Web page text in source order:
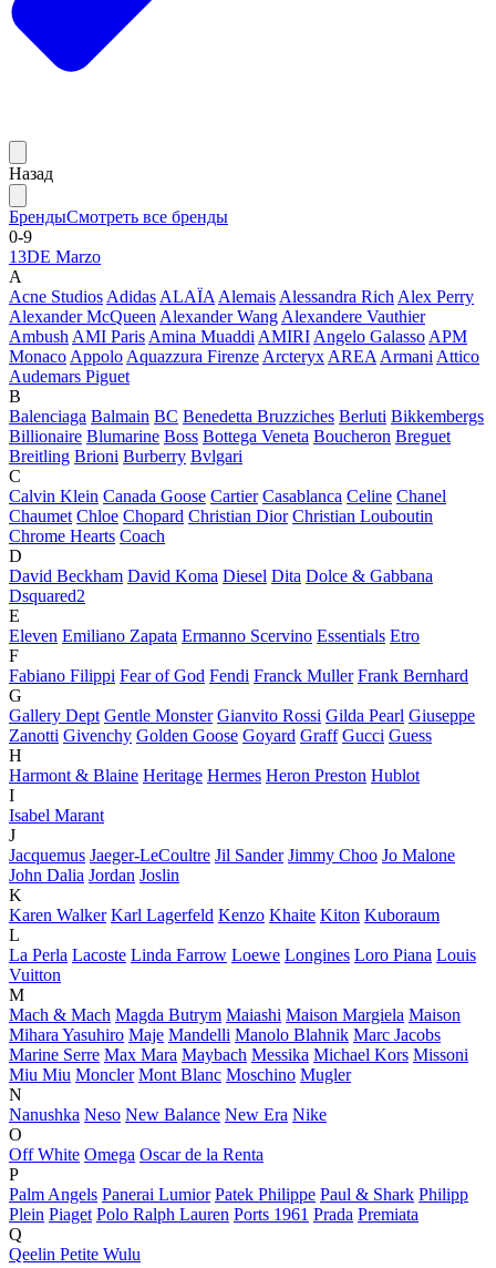
Назад
БрендыСмотреть все бренды
0-9
13DE Marzo
A
Acne StudiosAdidasALAÏAAlemaisAlessandra RichAlex Perry
Alexander McQueenAlexander WangAlexandere Vauthier
AmbushAMI ParisAmina MuaddiAMIRIAngelo GalassoAPM
MonacoAppoloAquazzura FirenzeArcteryxAREAArmaniAttico
Audemars Piguet
B
Balenciaga Balmain BC Benedetta Bruzziches Berluti Bikkembergs
Billionaire Blumarine Boss Bottega Veneta Boucheron Breguet
Breitling Brioni Burberry Bvlgari
C
Calvin Klein Canada Goose Cartier Casablanca Celine Chanel
Chaumet Chloe Chopard Christian Dior Christian Louboutin
Chrome Hearts Coach
D
David Beckham David Koma Diesel Dita Dolce & Gabbana
Dsquared2
E
Eleven Emiliano Zapata Ermanno Scervino Essentials Etro
F
Fabiano Filippi Fear of God Fendi Franck Muller Frank Bernhard
G
Gallery Dept Gentle Monster Gianvito Rossi Gilda Pearl Giuseppe
Zanotti Givenchy Golden Goose Goyard Graff Gucci Guess
H
Harmont & Blaine Heritage Hermes Heron Preston Hublot
I
Isabel Marant
J
Jacquemus Jaeger-LeCoultre Jil Sander Jimmy Choo Jo Malone
John Dalia Jordan Joslin
K
Karen Walker Karl Lagerfeld Kenzo Khaite Kiton Kuboraum
L
La Perla Lacoste Linda Farrow Loewe Longines Loro Piana Louis
Vuitton
M
Mach & Mach Magda Butrym Maiashi Maison Margiela Maison
Mihara Yasuhiro Maje Mandelli Manolo Blahnik Marc Jacobs
Marine Serre Max Mara Maybach Messika Michael Kors Missoni
Miu Miu Moncler Mont Blanc Moschino Mugler
N
Nanushka Neso New Balance New Era Nike
O
Off White Omega Oscar de la Renta
P
Palm Angels Panerai Lumior Patek Philippe Paul & Shark Philipp
Plein Piaget Polo Ralph Lauren Ports 1961 Prada Premiata
Q
Qeelin Petite Wulu